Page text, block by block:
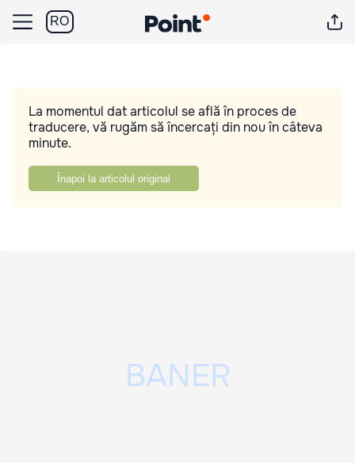
RO
La momentul dat articolul se află în proces de
traducere, vă rugăm să încercați din nou în câteva
minute.
Înapoi la articolul original